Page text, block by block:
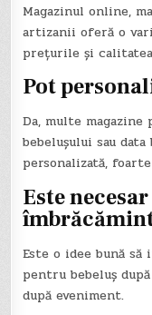
Magazinul online,
artizanii oferă o
prețurile și
Pot
Da, multe
bebelușului sau
personalizată,
Este
Este o idee bună
pentru bebeluș
după eveniment.